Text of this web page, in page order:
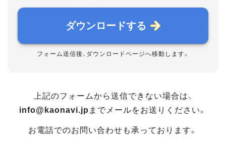
ダウンロードする
フォーム送信後、ダウンロードページへ移動します。
上記のフォームから送信できない場合は、
info@kaonavi.jp までメールをお送りください。
お電話でのお問い合わせも承っております。